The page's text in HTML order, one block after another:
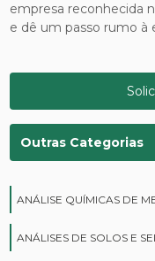
empresa reconhecida
e dê um passo rumo à
Outras Categorias
ANÁLISE QUÍMICAS DE
ANÁLISES DE SOLOS E